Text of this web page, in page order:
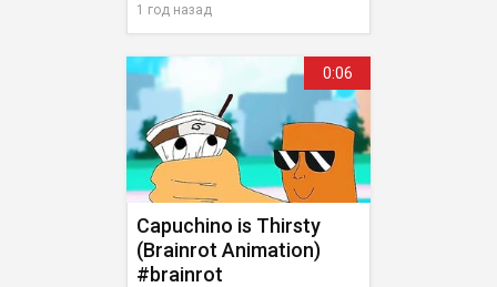
1 год назад
0:06
Capuchino is Thirsty
(Brainrot Animation)
#brainrot